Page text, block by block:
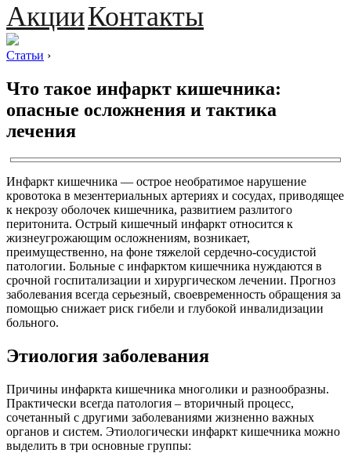
АкцииКонтакты
Статьи ›
Что такое инфаркт кишечника:
опасные осложнения и тактика
лечения
Инфаркт кишечника — острое необратимое нарушение
кровотока в мезентериальных артериях и сосудах, приводящее
к некрозу оболочек кишечника, развитием разлитого
перитонита. Острый кишечный инфаркт относится к
жизнеугрожающим осложнениям, возникает,
преимущественно, на фоне тяжелой сердечно-сосудистой
патологии. Больные с инфарктом кишечника нуждаются в
срочной госпитализации и хирургическом лечении. Прогноз
заболевания всегда серьезный, своевременность обращения за
помощью снижает риск гибели и глубокой инвалидизации
больного.
Этиология заболевания
Причины инфаркта кишечника многолики и разнообразны.
Практически всегда патология – вторичный процесс,
сочетанный с другими заболеваниями жизненно важных
органов и систем. Этиологически инфаркт кишечника можно
выделить в три основные группы: